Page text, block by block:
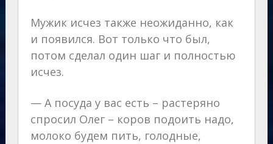
Мужик исчез также неожиданно, как
и появился. Вот только что был,
потом сделал один шаг и полностью
исчез.
— А посуда у вас есть – растеряно
спросил Олег – коров подоить надо,
молоко будем пить, голодные,